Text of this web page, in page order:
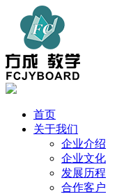
首页
关于我们
企业介绍
企业文化
发展历程
合作客户